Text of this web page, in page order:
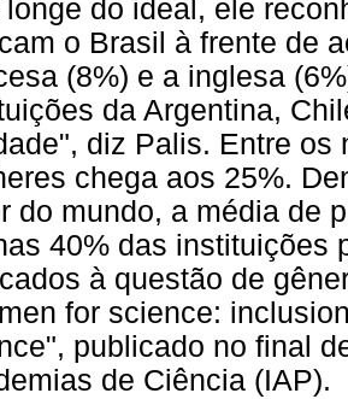
longe do ideal, ele
o Brasil à frente de
(8%) e a inglesa
da Argentina,
diz Palis. Entre os
chega aos 25%.
do mundo, a média de
40% das instituições
à questão de
for science:
publicado no final
de Ciência (IAP).